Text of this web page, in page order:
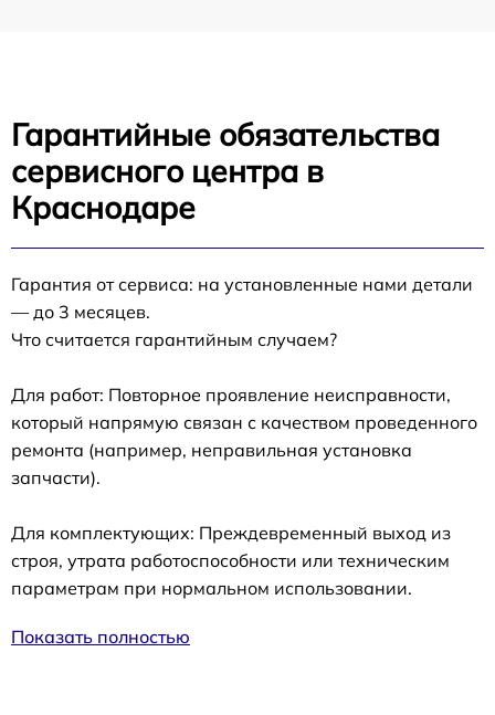
Гарантийные обязательства
сервисного центра в
Краснодаре
Гарантия от сервиса: на установленные нами детали
— до 3 месяцев.
Что считается гарантийным случаем?
Для работ: Повторное проявление неисправности,
который напрямую связан с качеством проведенного
ремонта (например, неправильная установка
запчасти).
Для комплектующих: Преждевременный выход из
строя, утрата работоспособности или техническим
параметрам при нормальном использовании.
Показать полностью